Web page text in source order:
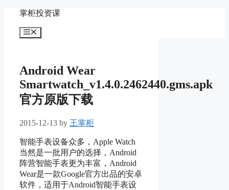
content
掌柜投资课
Menu
Android Wear
Smartwatch_v1.4.0.2462440.gms.apk
官方原版下载
2015-12-13 by 王掌柜
智能手表设备众多，Apple Watch
当然是一批用户的选择，Android
阵营智能手表更为丰富，Android
Wear是一款Google官方出品的安卓
软件，适用于Android智能手表设